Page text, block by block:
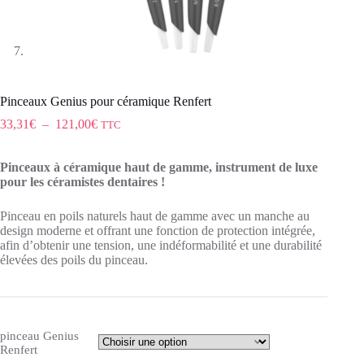
Pinceaux Genius pour céramique Renfert
33,31€ – 121,00€ TTC
Pinceaux à céramique haut de gamme, instrument de luxe
pour les céramistes dentaires !
Pinceau en poils naturels haut de gamme avec un manche au
design moderne et offrant une fonction de protection intégrée,
afin d’obtenir une tension, une indéformabilité et une durabilité
élevées des poils du pinceau.
pinceau Genius
Renfert